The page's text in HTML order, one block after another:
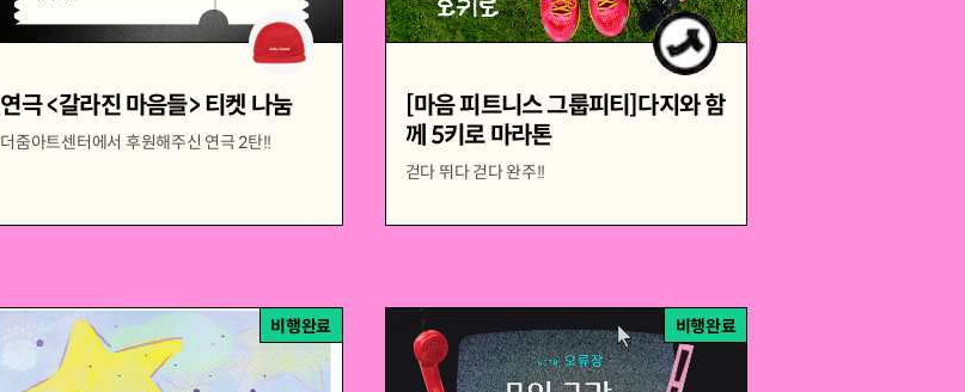
연극 <갈라진 마음들> 티켓 나눔
더줌아트센터에서 후원해주신 연극 2탄!!
[마음 피트니스 그룹피티]다지와 함
께 5키로 마라톤
걷다 뛰다 걷다 완주!!
비행완료 비행완료